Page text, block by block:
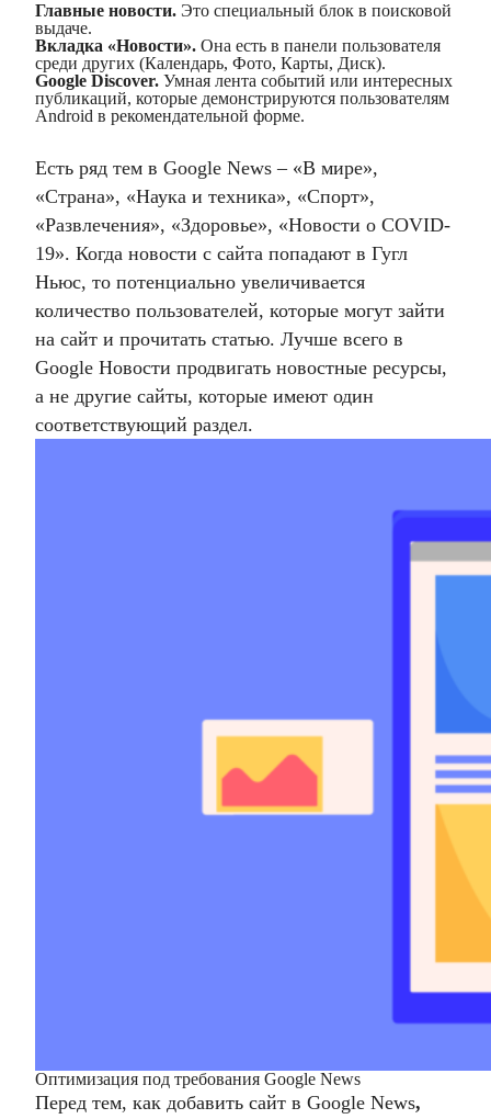
Главные новости. Это специальный блок в поисковой
выдаче.
Вкладка «Новости». Она есть в панели пользователя
среди других (Календарь, Фото, Карты, Диск).
Google Discover. Умная лента событий или интересных
публикаций, которые демонстрируются пользователям
Android в рекомендательной форме.
Есть ряд тем в Google News – «В мире»,
«Страна», «Наука и техника», «Спорт»,
«Развлечения», «Здоровье», «Новости о COVID-
19». Когда новости с сайта попадают в Гугл
Ньюс, то потенциально увеличивается
количество пользователей, которые могут зайти
на сайт и прочитать статью. Лучше всего в
Google Новости продвигать новостные ресурсы,
а не другие сайты, которые имеют один
соответствующий раздел.
Оптимизация под требования Google News
Перед тем, как добавить сайт в Google News,